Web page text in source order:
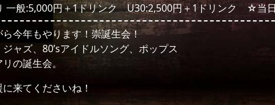
一般:5,000円＋1ドリンク U30:2,500円＋1ドリンク ☆当
ら今年もやります！崇誕生会！
ジャズ、80’sアイドルソング、ポップス
の誕生会。
来てくださいね！